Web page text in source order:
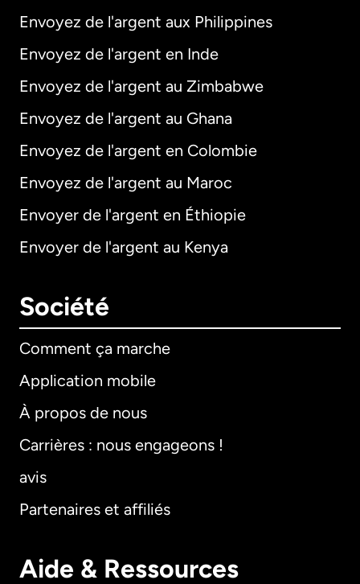
Envoyez de l'argent aux Philippines
Envoyez de l'argent en Inde
Envoyez de l'argent au Zimbabwe
Envoyez de l'argent au Ghana
Envoyez de l'argent en Colombie
Envoyez de l'argent au Maroc
Envoyer de l'argent en Éthiopie
Envoyer de l'argent au Kenya
Société
Comment ça marche
Application mobile
À propos de nous
Carrières : nous engageons !
avis
Partenaires et affiliés
Aide & Ressources